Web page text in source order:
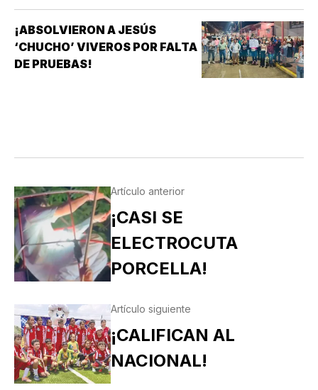
¡ABSOLVIERON A JESÚS
‘CHUCHO’ VIVEROS POR FALTA
DE PRUEBAS!
Artículo anterior
¡CASI SE
ELECTROCUTA
PORCELLA!
Artículo siguiente
¡CALIFICAN AL
NACIONAL!